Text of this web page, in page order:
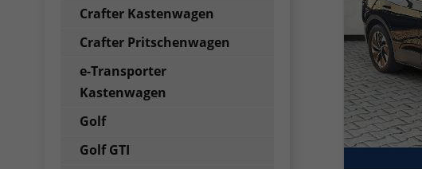
Crafter Kastenwagen
Crafter Pritschenwagen
e-Transporter
Kastenwagen
Golf
Golf GTI